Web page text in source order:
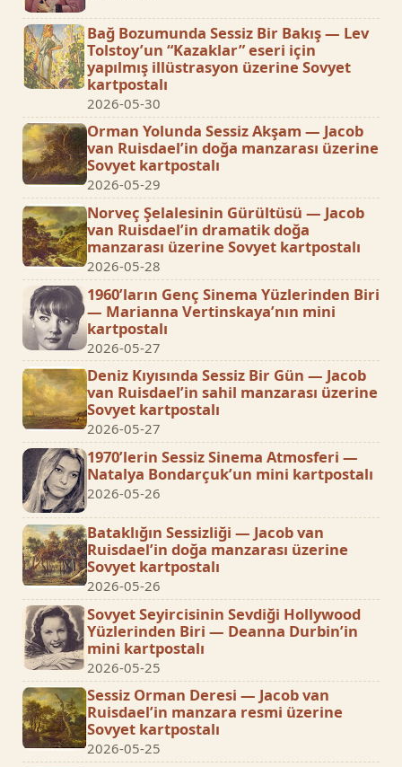
Bağ Bozumunda Sessiz Bir Bakış — Lev
Tolstoy’un “Kazaklar” eseri için
yapılmış illüstrasyon üzerine Sovyet
kartpostalı
2026-05-30
Orman Yolunda Sessiz Akşam — Jacob
van Ruisdael’in doğa manzarası üzerine
Sovyet kartpostalı
2026-05-29
Norveç Şelalesinin Gürültüsü — Jacob
van Ruisdael’in dramatik doğa
manzarası üzerine Sovyet kartpostalı
2026-05-28
1960’ların Genç Sinema Yüzlerinden Biri
— Marianna Vertinskaya’nın mini
kartpostalı
2026-05-27
Deniz Kıyısında Sessiz Bir Gün — Jacob
van Ruisdael’in sahil manzarası üzerine
Sovyet kartpostalı
2026-05-27
1970’lerin Sessiz Sinema Atmosferi —
Natalya Bondarçuk’un mini kartpostalı
2026-05-26
Bataklığın Sessizliği — Jacob van
Ruisdael’in doğa manzarası üzerine
Sovyet kartpostalı
2026-05-26
Sovyet Seyircisinin Sevdiği Hollywood
Yüzlerinden Biri — Deanna Durbin’in
mini kartpostalı
2026-05-25
Sessiz Orman Deresi — Jacob van
Ruisdael’in manzara resmi üzerine
Sovyet kartpostalı
2026-05-25